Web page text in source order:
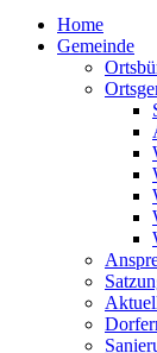
Home
Gemeinde